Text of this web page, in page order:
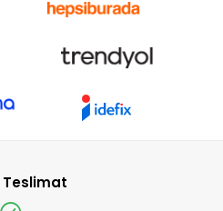
Teslimat